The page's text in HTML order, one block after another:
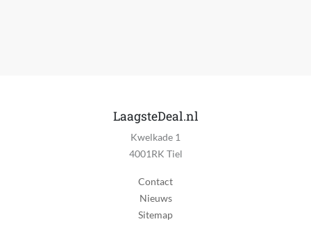
LaagsteDeal.nl
Kwelkade 1
4001RK Tiel
Contact
Nieuws
Sitemap